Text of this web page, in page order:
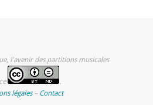
l'avenir des partitions musicales
.
légales–Contact